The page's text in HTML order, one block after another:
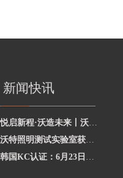
新闻快讯
悦启新程·沃造未来丨沃特学院2026年度讲师聘任暨2025年度优秀讲师颁奖活动圆
沃特照明测试实验室获澳洲灯具最新标准CNAS资质，助力企业合规出海澳洲市场
韩国KC认证：6月23日起将执行更严格的网络摄像头安全要求